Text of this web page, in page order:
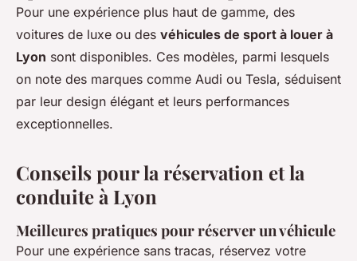
Pour une expérience plus haut de gamme, des
voitures de luxe ou des véhicules de sport à louer à
Lyon sont disponibles. Ces modèles, parmi lesquels
on note des marques comme Audi ou Tesla, séduisent
par leur design élégant et leurs performances
exceptionnelles.
Conseils pour la réservation et la
conduite à Lyon
Meilleures pratiques pour réserver un véhicule
Pour une expérience sans tracas, réservez votre